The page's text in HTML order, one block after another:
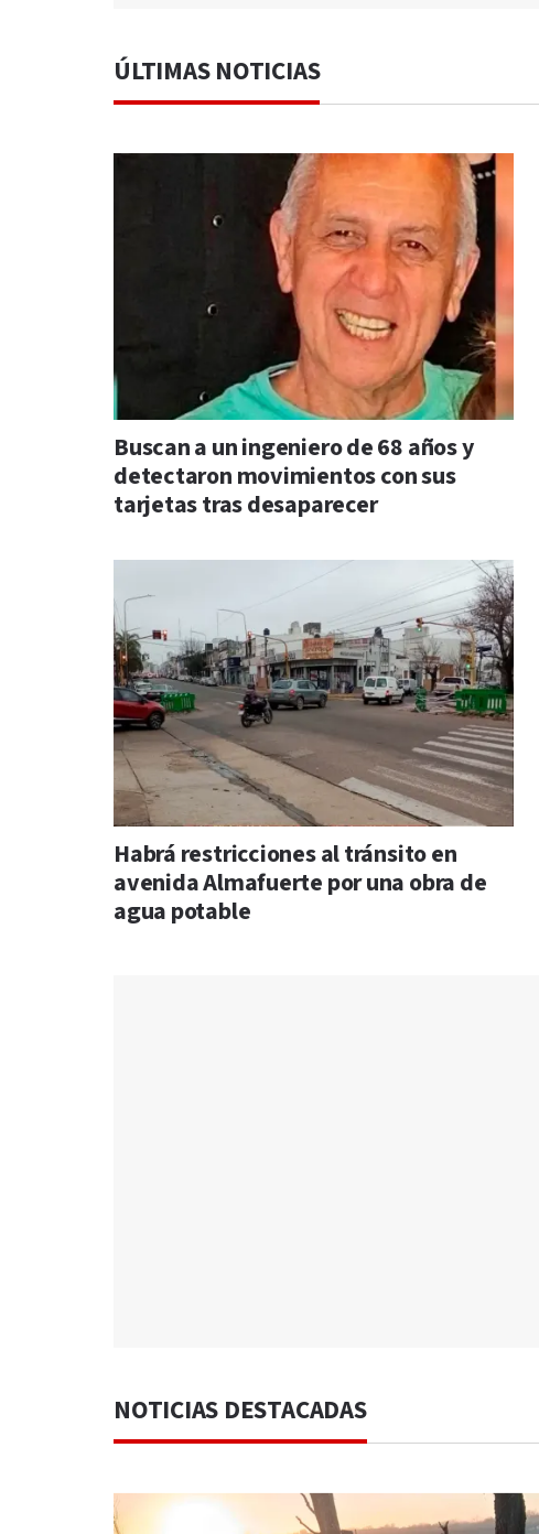
ÚLTIMAS NOTICIAS
Buscan a un ingeniero de 68 años y
detectaron movimientos con sus
tarjetas tras desaparecer
Habrá restricciones al tránsito en
avenida Almafuerte por una obra de
agua potable
NOTICIAS DESTACADAS